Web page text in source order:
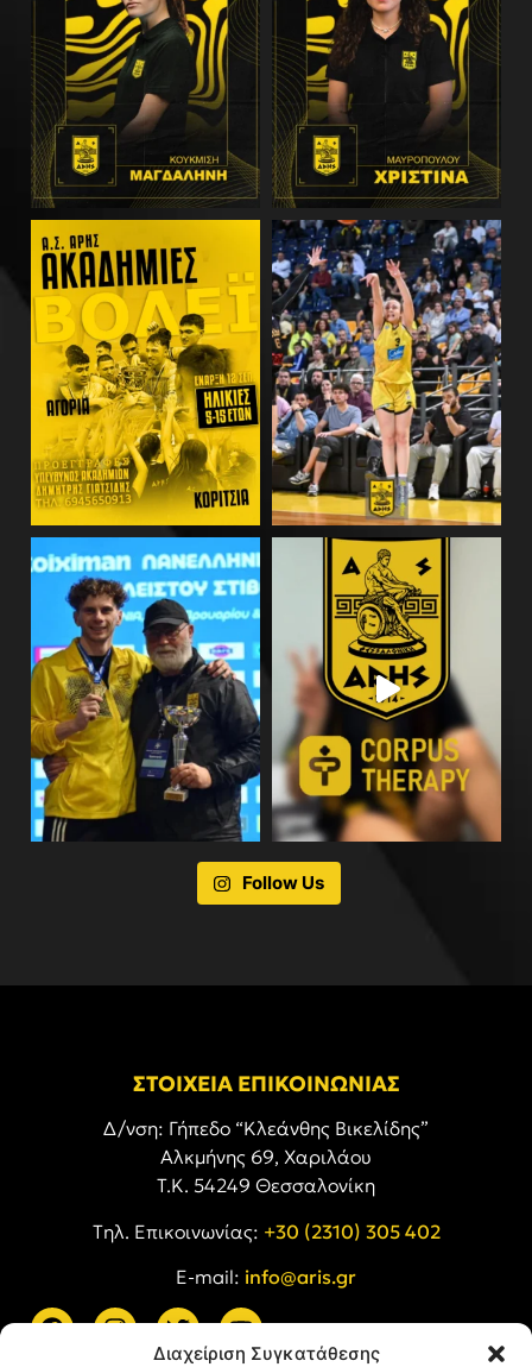
Διαχείριση Συγκατάθεσης
Follow Us
ΣΤΟΙΧΕΙΑ ΕΠΙΚΟΙΝΩΝΙΑΣ
Δ/νση: Γήπεδο “Κλεάνθης Βικελίδης”
Αλκμήνης 69, Χαριλάου
Τ.Κ. 54249 Θεσσαλονίκη
Tηλ. Επικοινωνίας: +30 (2310) 305 402
E-mail: info@aris.gr